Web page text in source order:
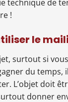
technique de
!
le
surtout si
du temps,
L’objet doit
donner